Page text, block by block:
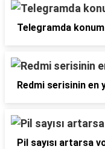
Telegramda
Redmi serisinin en
Pil sayısı artarsa